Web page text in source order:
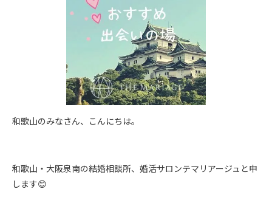
和歌山のみなさん、こんにちは。
和歌山・大阪泉南の結婚相談所、婚活サロンテマリアージュと申
します😊